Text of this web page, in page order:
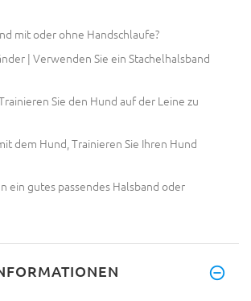
mit oder ohne Handschlaufe?
| Verwenden Sie ein Stachelhalsband
Sie den Hund auf der Leine zu
dem Hund, Trainieren Sie Ihren Hund
ein gutes passendes Halsband oder